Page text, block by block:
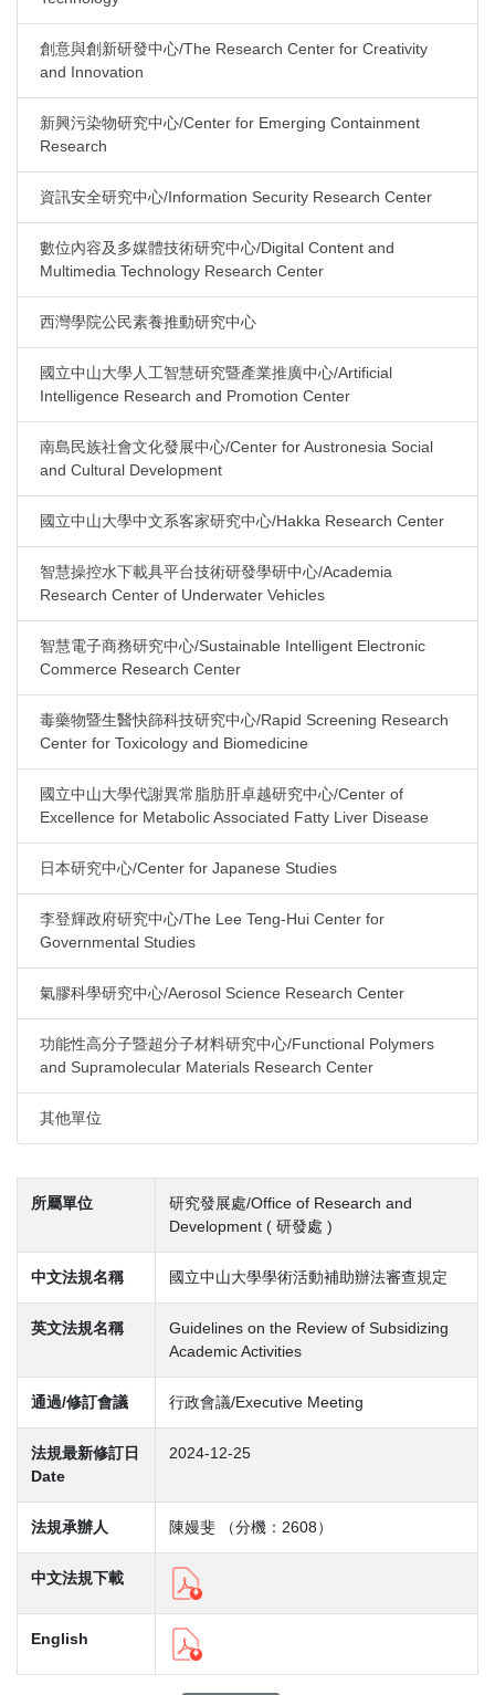
創意與創新研發中心/The Research Center for Creativity
and Innovation
新興污染物研究中心/Center for Emerging Containment
Research
資訊安全研究中心/Information Security Research Center
數位內容及多媒體技術研究中心/Digital Content and
Multimedia Technology Research Center
西灣學院公民素養推動研究中心
國立中山大學人工智慧研究暨產業推廣中心/Artificial
Intelligence Research and Promotion Center
南島民族社會文化發展中心/Center for Austronesia Social
and Cultural Development
國立中山大學中文系客家研究中心/Hakka Research Center
智慧操控水下載具平台技術研發學研中心/Academia
Research Center of Underwater Vehicles
智慧電子商務研究中心/Sustainable Intelligent Electronic
Commerce Research Center
毒藥物暨生醫快篩科技研究中心/Rapid Screening Research
Center for Toxicology and Biomedicine
國立中山大學代謝異常脂肪肝卓越研究中心/Center of
Excellence for Metabolic Associated Fatty Liver Disease
日本研究中心/Center for Japanese Studies
李登輝政府研究中心/The Lee Teng-Hui Center for
Governmental Studies
氣膠科學研究中心/Aerosol Science Research Center
功能性高分子暨超分子材料研究中心/Functional Polymers
and Supramolecular Materials Research Center
其他單位
所屬單位
研究發展處/Office of Research and
Development ( 研發處 )
中文法規名稱 國立中山大學學術活動補助辦法審查規定
英文法規名稱
Guidelines on the Review of Subsidizing
Academic Activities
通過/修訂會議 行政會議/Executive Meeting
法規最新修訂日
Date
2024-12-25
法規承辦人 陳嫚斐 （分機：2608）
中文法規下載
English